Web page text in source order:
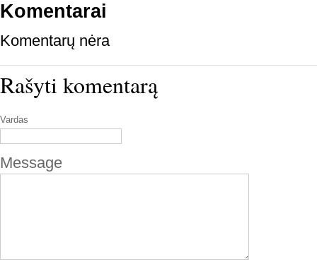
Komentarai
Komentarų nėra
Rašyti komentarą
Vardas
Message